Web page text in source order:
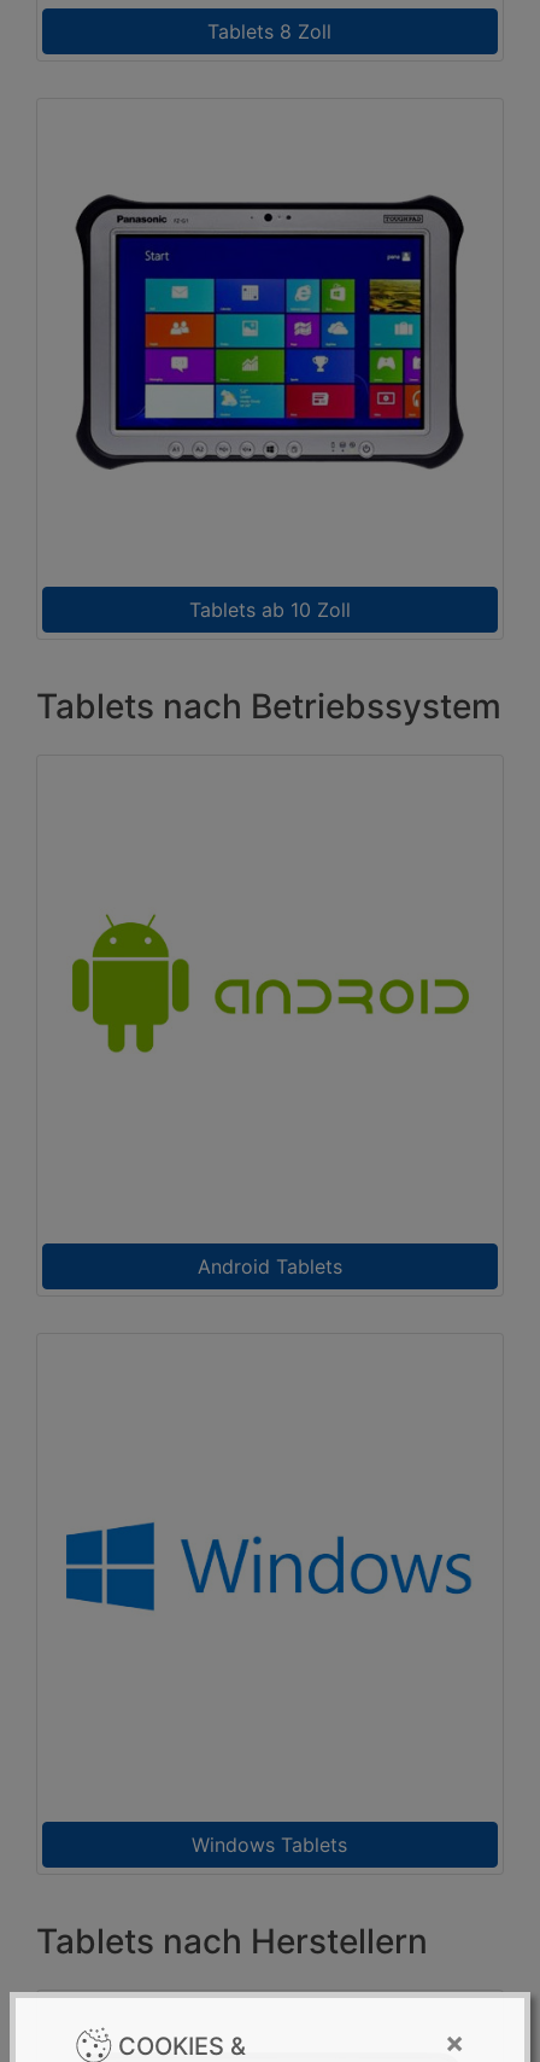
COOKIES &
×
Tablets 8 Zoll
Tablets ab 10 Zoll
Tablets nach Betriebssystem
Android Tablets
Windows Tablets
Tablets nach Herstellern